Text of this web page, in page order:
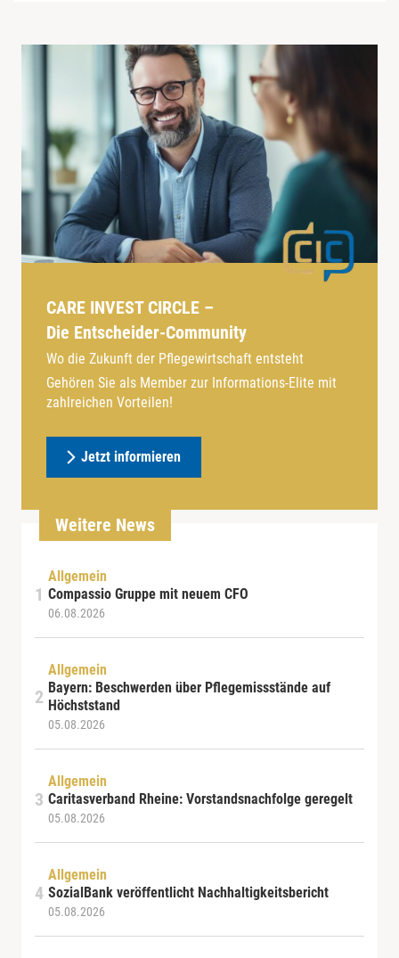
CARE INVEST CIRCLE –
Die Entscheider-Community
Wo die Zukunft der Pflegewirtschaft entsteht
Gehören Sie als Member zur Informations-Elite mit
zahlreichen Vorteilen!
Jetzt informieren
Weitere News
Allgemein
Compassio Gruppe mit neuem CFO
06.08.2026
Allgemein
Bayern: Beschwerden über Pflegemissstände auf
Höchststand
05.08.2026
Allgemein
Caritasverband Rheine: Vorstandsnachfolge geregelt
05.08.2026
Allgemein
SozialBank veröffentlicht Nachhaltigkeitsbericht
05.08.2026